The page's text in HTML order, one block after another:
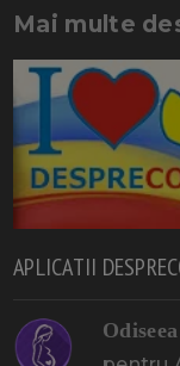
Mai multe
APLICATII